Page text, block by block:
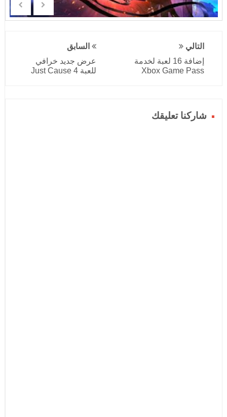
التالي
إضافة 16 لعبة لخدمة
Xbox Game Pass
السابق
عرض جديد خرافي
للعبة Just Cause 4
شاركنا تعليقك